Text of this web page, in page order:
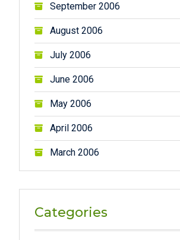
September 2006
August 2006
July 2006
June 2006
May 2006
April 2006
March 2006
Categories